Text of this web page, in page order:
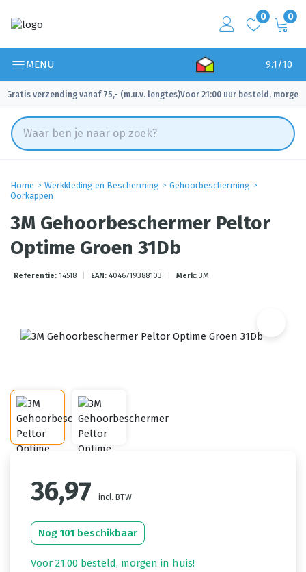
0 0
MENU 9.1/10
Gratis verzending vanaf 75,- (m.u.v. lengtes)
✓ Voor 21:00 uur besteld, morgen
Home Werkkleding en Bescherming
Gehoorbescherming
Oorkappen
3M Gehoorbeschermer Peltor
Optime Groen 31Db
Referentie: 14518 EAN: 4046719388103 Merk: 3M
36,97 incl. BTW
Nog 101 beschikbaar
Voor 21.00 besteld, morgen in huis!